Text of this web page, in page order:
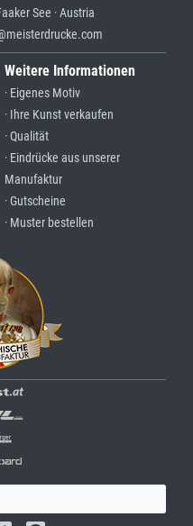
See · Austria
Weitere Informationen
· Eigenes Motiv
· Ihre Kunst verkaufen
· Qualität
· Eindrücke aus unserer
Manufaktur
· Gutscheine
· Muster bestellen